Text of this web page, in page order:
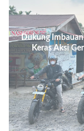
Dukung Imbauan
Keras Aksi